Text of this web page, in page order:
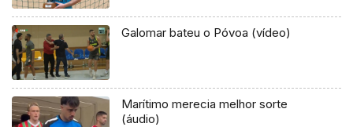
Galomar bateu o Póvoa (vídeo)
Marítimo merecia melhor sorte
(áudio)